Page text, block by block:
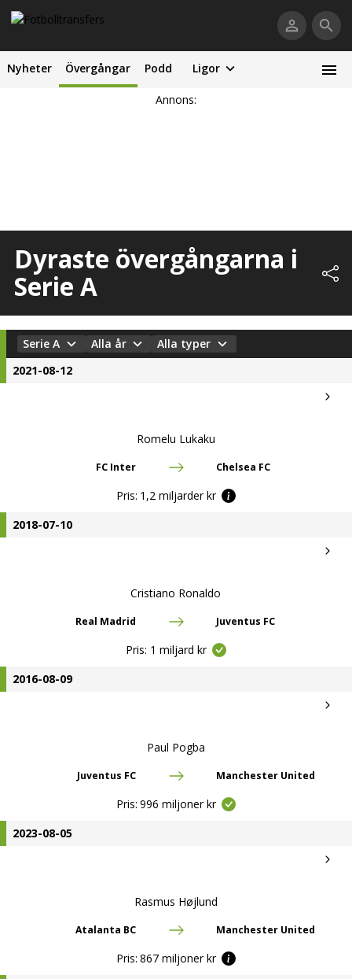
Nyheter Övergångar Podd Ligor
Annons:
Dyraste övergångarna i
Serie A
Serie A Alla år
Alla typer
2021-08-12
Romelu Lukaku
FC Inter Chelsea FC
Pris: 1,2 miljarder kr
2018-07-10
Cristiano Ronaldo
Real Madrid Juventus FC
Pris: 1 miljard kr
2016-08-09
Paul Pogba
Juventus FC Manchester United
Pris: 996 miljoner kr
2023-08-05
Rasmus Højlund
Atalanta BC Manchester United
Pris: 867 miljoner kr